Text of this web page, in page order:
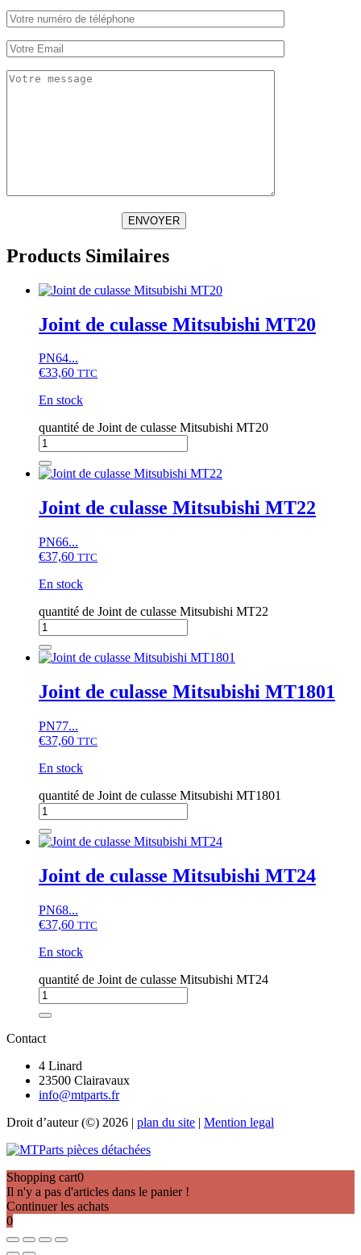
ENVOYER
Products Similaires
Joint de culasse Mitsubishi MT20
PN64...
€33,60 TTC
En stock
quantité de Joint de culasse Mitsubishi MT20
Joint de culasse Mitsubishi MT22
PN66...
€37,60 TTC
En stock
quantité de Joint de culasse Mitsubishi MT22
Joint de culasse Mitsubishi MT1801
PN77...
€37,60 TTC
En stock
quantité de Joint de culasse Mitsubishi MT1801
Joint de culasse Mitsubishi MT24
PN68...
€37,60 TTC
En stock
quantité de Joint de culasse Mitsubishi MT24
Contact
4 Linard
23500 Clairavaux
info@mtparts.fr
Droit d’auteur (©) 2026 | plan du site | Mention legal
Shopping cart0
Il n'y a pas d'articles dans le panier !
Continuer les achats
0